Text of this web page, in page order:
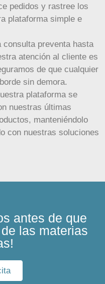
pedidos y rastree los
plataforma simple e
consulta preventa hasta
atención al cliente es
de que cualquier
sin demora.
plataforma se
nuestras últimas
manteniéndolo
con nuestras soluciones
antes de que
las materias